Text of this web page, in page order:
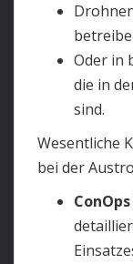
Oder in
die in
sind.
Wesentliche
bei der